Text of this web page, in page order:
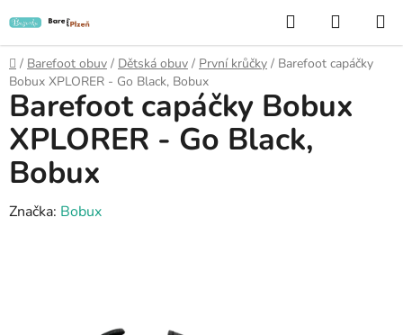
na
obsah
Hledat
KOŠÍK
Domů
/ Barefoot obuv / Dětská obuv / První krůčky / Barefoot capáčky
Bobux XPLORER - Go Black, Bobux
Barefoot capáčky Bobux
XPLORER - Go Black,
Bobux
Značka: Bobux